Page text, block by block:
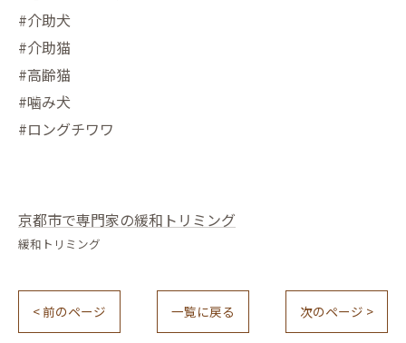
#介助犬
#介助猫
#高齢猫
#噛み犬
#ロングチワワ
京都市で専門家の緩和トリミング
緩和トリミング
< 前のページ 一覧に戻る 次のページ >